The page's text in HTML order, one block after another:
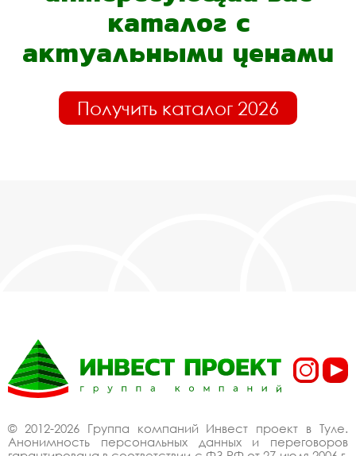
каталог с
актуальными ценами
Получить каталог 2026
© 2012-2026 Группа компаний Инвест проект в Туле.
Анонимность персональных данных и переговоров